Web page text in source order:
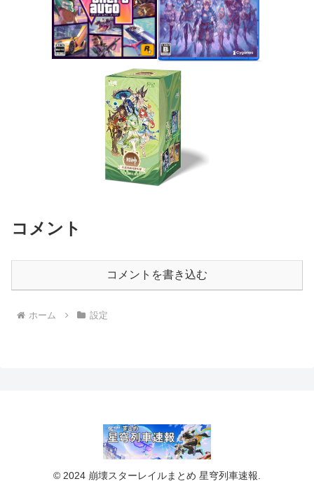
コメント
コメントを書き込む
ホーム 設定
© 2024 崩壊スターレイルまとめ 星穹列車速報.